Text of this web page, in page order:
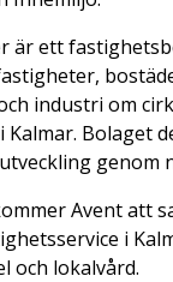
är ett
industri om
Kalmar. Bolaget
genom
Avent att
i
och lokalvård.